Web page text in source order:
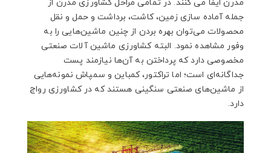
مدرن ایفا می کنند. در تمامی مراحل کشاورزی مدرن از
جمله آماده سازی زمین، کاشت، برداشت و حمل و نقل
محصولات می‌توان بهره بردن از چنین ماشین‌هایی را به
وفور مشاهده نمود. البته کشاورزی ماشین آلات صنعتی
مخصوصی دارد که پرداختن به آن‌ها نیازمند پست
جداگانه‌ای است؛ اما تراکتور، کمباین و سمپاش نمونه‌هایی
از ماشین‌های صنعتی سنگینی هستند که در کشاورزی رواج
دارد.